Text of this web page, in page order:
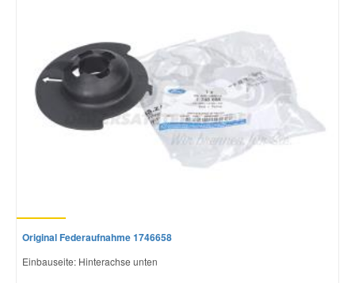
Original Federaufnahme 1746658
Einbauseite: Hinterachse unten